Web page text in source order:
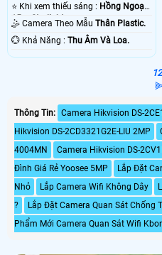
⭐ Khi xem thiếu sáng : Hồng Ngoại
15m Starlight.
🤹 Camera Theo Mẫu Thân Plastic.
️💮 Khả Năng : Thu Âm Và Loa.
12
Thông Tin: Camera Hikvision DS-
Hikvision DS-2CD3321G2E-LIU 2MP
4004MN
Camera Hikvision DS-
Đình Giá Rẻ Yoosee 5MP
Lắp Đặt
Nhỏ
Lắp Camera Wifi Không Dây
?
Lắp Đặt Camera Quan Sát Chống
Phẩm Mới Camera Quan Sát Wifi